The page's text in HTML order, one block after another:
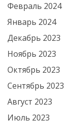
Февраль 2024
Январь 2024
Декабрь 2023
Ноябрь 2023
Октябрь 2023
Сентябрь 2023
Август 2023
Июль 2023